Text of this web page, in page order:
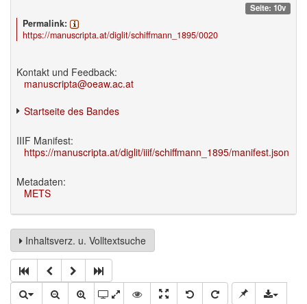
Seite: 10v
Permalink:
https://manuscripta.at/diglit/schiffmann_1895/0020
Kontakt und Feedback:
manuscripta@oeaw.ac.at
Startseite des Bandes
IIIF Manifest:
https://manuscripta.at/diglit/iiif/schiffmann_1895/manifest.json
Metadaten:
METS
Inhaltsverz. u. Volltextsuche